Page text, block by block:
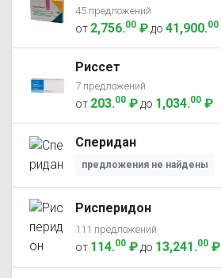
45 предложений
от 2,756.00 ₽ до 41,900.00
Риссет
7 предложений
от 203.00 ₽ до 1,034.00 ₽
Сперидан
предложения не найдены
Рисперидон
111 предложений
от 114.00 ₽ до 13,241.00 ₽